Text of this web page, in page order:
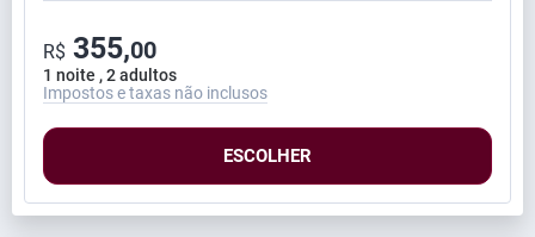
1 noite , 2 adultos
R$ 355,00
Impostos e taxas não inclusos
ESCOLHER